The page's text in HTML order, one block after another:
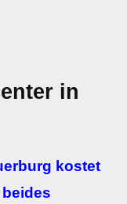
in
kostet